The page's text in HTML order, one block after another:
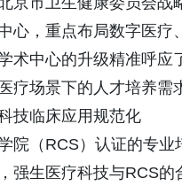
心，重点布局数字医
术中心的升级精准呼
疗场景下的人才培养需
技临床应用规范化
院（RCS）认证的专
强生医疗科技与RCS